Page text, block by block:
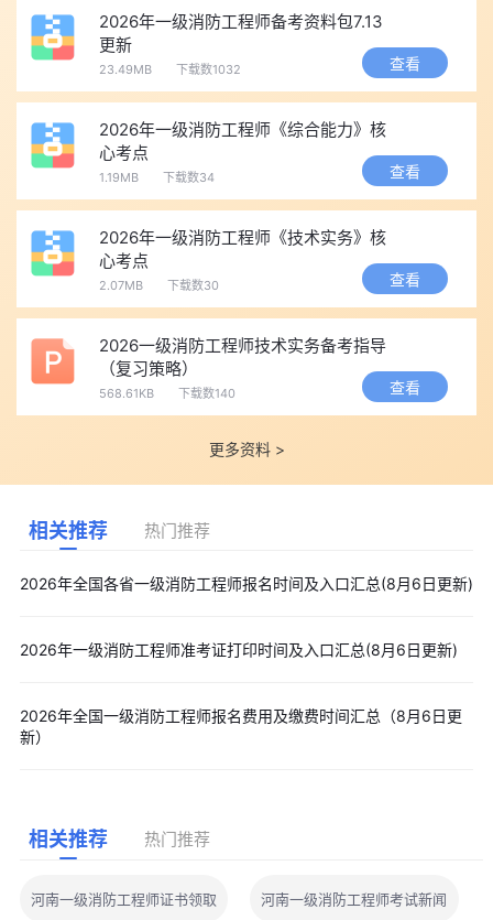
2026年一级消防工程师备考资料包7.13
更新
23.49MB 下载数1032 查看
2026年一级消防工程师《综合能力》核
心考点
1.19MB 下载数34 查看
2026年一级消防工程师《技术实务》核
心考点
2.07MB 下载数30 查看
2026一级消防工程师技术实务备考指导
（复习策略）
568.61KB 下载数140 查看
更多资料 >
相关推荐 热门推荐
2026年全国各省一级消防工程师报名时间及入口汇总(8月6日更新)
2026年一级消防工程师准考证打印时间及入口汇总(8月6日更新)
2026年全国一级消防工程师报名费用及缴费时间汇总（8月6日更
新）
相关推荐 热门推荐
河南一级消防工程师证书领取 河南一级消防工程师考试新闻